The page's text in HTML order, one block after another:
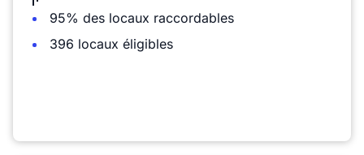
95% des locaux raccordables
396 locaux éligibles